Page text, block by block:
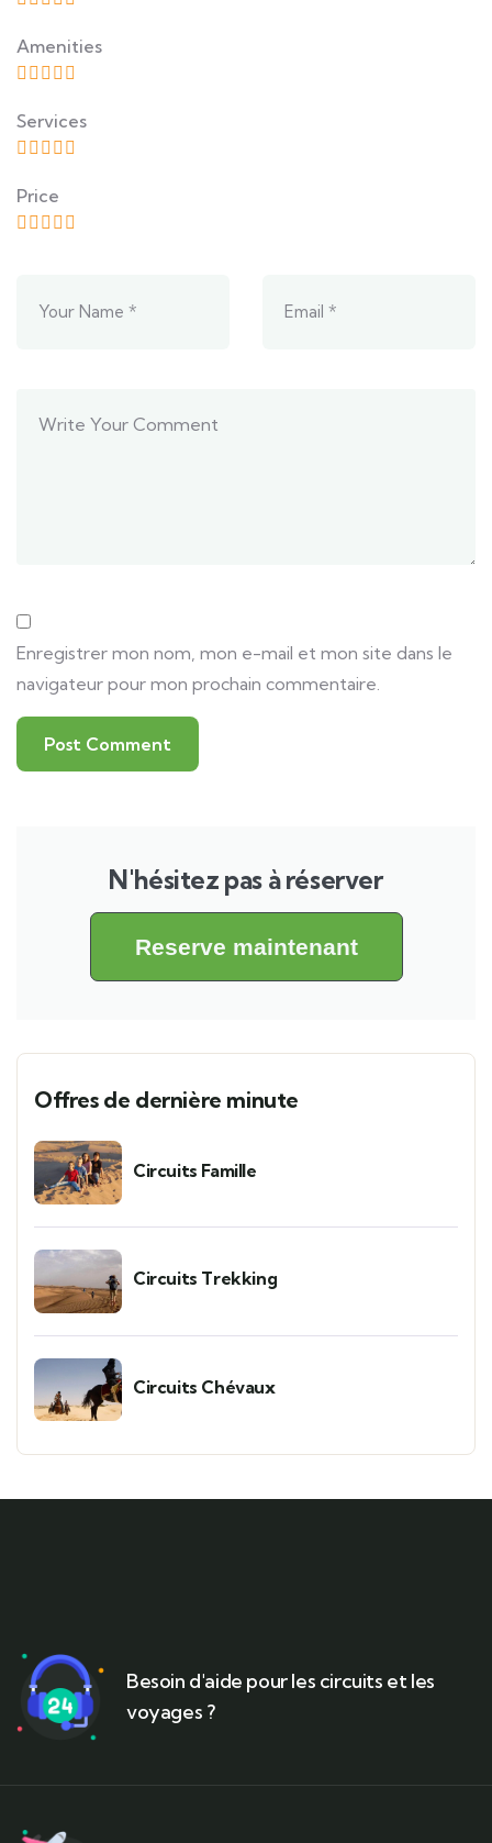
Enregistrer mon nom, mon e-mail et mon site dans le
navigateur pour mon prochain commentaire.
Amenities
Services
Price
N'hésitez pas à réserver
Reserve maintenant
Offres de dernière minute
Circuits Famille
Circuits Trekking
Circuits Chévaux
Besoin d'aide pour les circuits et les
voyages ?